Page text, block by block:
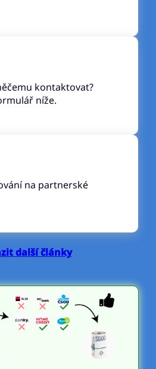
kontaktovat?
níže.
na partnerské
další články